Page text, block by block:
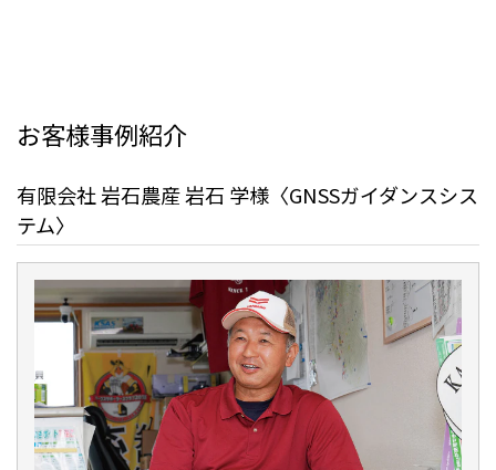
お客様事例紹介
有限会社 岩石農産 岩石 学様〈GNSSガイダンスシス
テム〉